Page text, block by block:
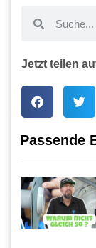
Jetzt teilen
Passende